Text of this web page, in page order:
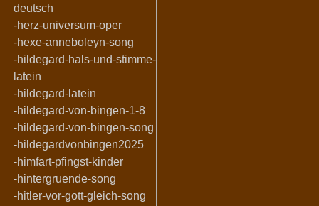
deutsch
-herz-universum-oper
-hexe-anneboleyn-song
-hildegard-hals-und-stimme-
latein
-hildegard-latein
-hildegard-von-bingen-1-8
-hildegard-von-bingen-song
-hildegardvonbingen2025
-himfart-pfingst-kinder
-hintergruende-song
-hitler-vor-gott-gleich-song